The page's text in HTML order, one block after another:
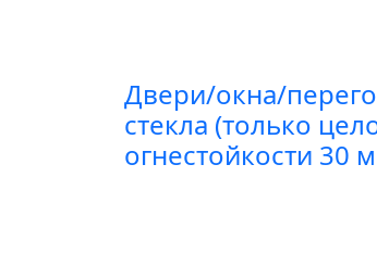
Двери/окна/
стекла (только
огнестойкости 30